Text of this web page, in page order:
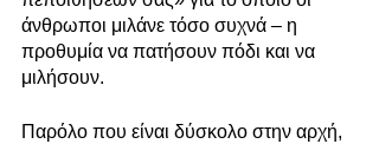
άνθρωποι μιλάνε τόσο συχνά – η
προθυμία να πατήσουν πόδι και να
μιλήσουν.
Παρόλο που είναι δύσκολο στην αρχή,